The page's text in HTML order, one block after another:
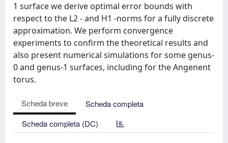
1 surface we derive optimal error bounds with
respect to the L2 - and H1 -norms for a fully discrete
approximation. We perform convergence
experiments to confirm the theoretical results and
also present numerical simulations for some genus-
0 and genus-1 surfaces, including for the Angenent
torus.
Scheda breve
Scheda completa
Scheda completa (DC)